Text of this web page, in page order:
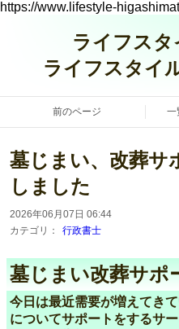
https://www.lifestyle-
ライフスタ
ライフスタイ
前のページ 一
墓じまい、改葬サ
しました
2026年06月07日 06:44
カテゴリ：
行政書士
墓じまい改葬サポ
今日は最近需要が増えてき
についてサポートをするサ